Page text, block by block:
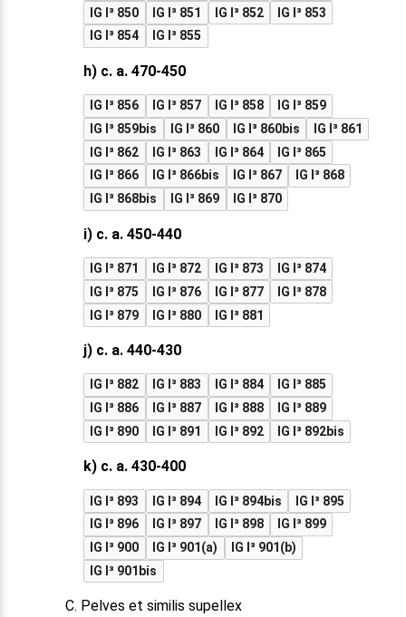
IG I³ 850
IG I³ 851 IG I³ 852
IG I³ 853
IG I³ 854
IG I³ 855
h) c. a. 470-450
IG I³ 856 IG I³ 857 IG I³ 858
IG I³ 859
IG I³ 859bis
IG I³ 860 IG I³ 860bis
IG I³ 861
IG I³ 862
IG I³ 863 IG I³ 864
IG I³ 865
IG I³ 866
IG I³ 866bis IG I³ 867
IG I³ 868
IG I³ 868bis
IG I³ 869 IG I³ 870
i) c. a. 450-440
IG I³ 871 IG I³ 872 IG I³ 873
IG I³ 874
IG I³ 875
IG I³ 876 IG I³ 877
IG I³ 878
IG I³ 879
IG I³ 880 IG I³ 881
j) c. a. 440-430
IG I³ 882 IG I³ 883 IG I³ 884
IG I³ 885
IG I³ 886
IG I³ 887 IG I³ 888
IG I³ 889
IG I³ 890
IG I³ 891 IG I³ 892 IG I³ 892bis
k) c. a. 430-400
IG I³ 893 IG I³ 894 IG I³ 894bis
IG I³ 895
IG I³ 896
IG I³ 897 IG I³ 898
IG I³ 899
IG I³ 900
IG I³ 901(a)
IG I³ 901(b)
IG I³ 901bis
C. Pelves et similis supellex